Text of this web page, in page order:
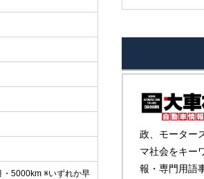
とうございます。お車についてのご質問
のご相談などお気軽にお問い合わせ下さ
９－８０１８
当
い
・5000km ※いずれか早
政、モーター
マ社会をキー
報・専門用語